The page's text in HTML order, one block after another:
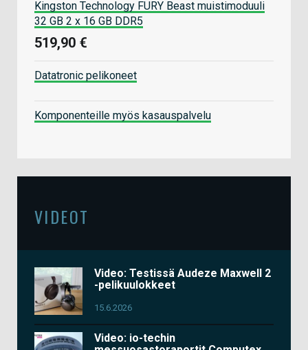
Kingston Technology FURY Beast muistimoduuli
32 GB 2 x 16 GB DDR5
519,90 €
Datatronic pelikoneet
Komponenteille myös kasauspalvelu
VIDEOT
Video: Testissä Audeze Maxwell 2
-pelikuulokkeet
15.6.2026
Video: io-techin